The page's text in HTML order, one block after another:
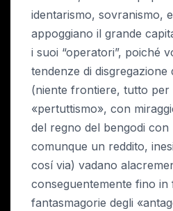
identarismo, sovranismo,
appoggiano il grande
i suoi “operatori”, poiché
tendenze di
(niente frontiere, tutto per
«pertuttismo», con
del regno del bengodi
comunque un reddito,
cosí via) vadano
conseguentemente fino in
fantasmagorie degli